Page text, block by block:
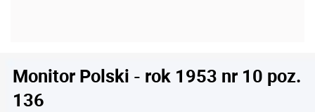
Monitor Polski - rok 1953 nr 10 poz.
136